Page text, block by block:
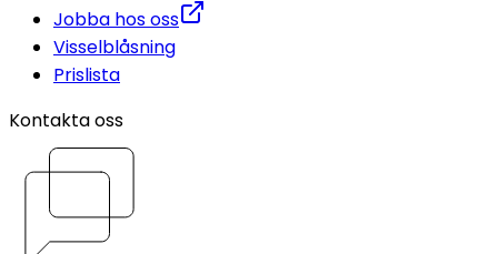
Jobba hos oss
Visselblåsning
Prislista
Kontakta oss